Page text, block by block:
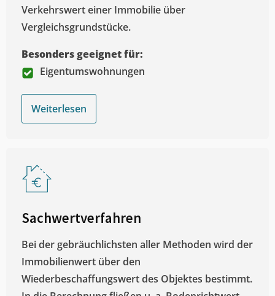
Verkehrswert einer Immobilie über
Vergleichsgrundstücke.
Besonders geeignet für:
Eigentumswohnungen
Weiterlesen
Sachwertverfahren
Bei der gebräuchlichsten aller Methoden wird der
Immobilienwert über den
Wiederbeschaffungswert des Objektes bestimmt.